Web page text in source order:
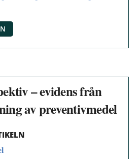
– evidens från
av preventivmedel